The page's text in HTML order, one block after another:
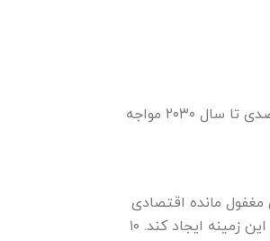
بررسی روزنامه ایران نشان می‌دهد که اگر در ایران توسعه انرژی تجدیدپذیر اتفاق بیفتد، تراز تجاری ایران در این بخش با رشد مثبت ۱.۶ درصدی تا سال ۲۰۳۰ مواجه
مانده اقتصادی
کرده است. توسعه انرژی‌های تجدیدپذیر یکی از این بخش‌هاست که حالا دولت سیزدهم می‌خواهد تا سال ۱۴۰۴، ۱۰ هزار مگاوات نیروگاه در این زمینه ایجاد کند. ۱۰